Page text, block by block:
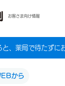
お客さま向け情報
、薬局で待たずに
から